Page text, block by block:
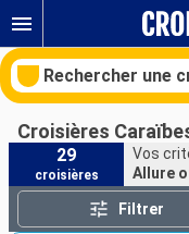
Rechercher une
Nos destinations
Croisières
29
croisières
Vos
Allure
Filtrer